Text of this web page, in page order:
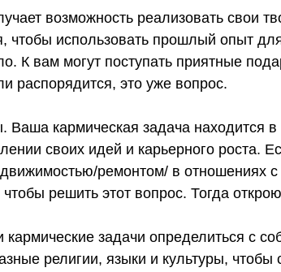
возможность реализовать свои
чтобы использовать прошлый опыт
К вам могут поступать приятные
распорядится, это уже вопрос.
Ваша кармическая задача находится
своих идей и карьерного роста.
ремонтом/ в отношениях
решить этот вопрос. Тогда
кармические задачи определиться с
религии, языки и культуры,